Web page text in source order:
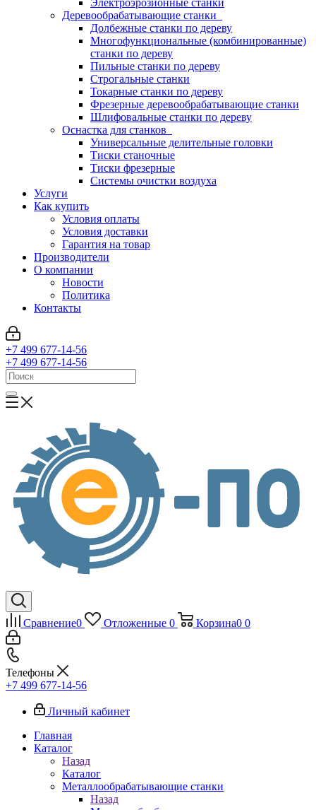
Электроэрозионные станки
Деревообрабатывающие станки
Долбежные станки по дереву
Многофункциональные (комбинированные)
станки по дереву
Пильные станки по дереву
Строгальные станки
Токарные станки по дереву
Фрезерные деревообрабатывающие станки
Шлифовальные станки по дереву
Оснастка для станков
Универсальные делительные головки
Тиски станочные
Тиски фрезерные
Системы очистки воздуха
Услуги
Как купить
Условия оплаты
Условия доставки
Гарантия на товар
Производители
О компании
Новости
Политика
Контакты
+7 499 677-14-56
+7 499 677-14-56
Сравнение0 Отложенные 0 Корзина0 0
Телефоны
+7 499 677-14-56
Личный кабинет
Главная
Каталог
Назад
Каталог
Металлообрабатывающие станки
Назад